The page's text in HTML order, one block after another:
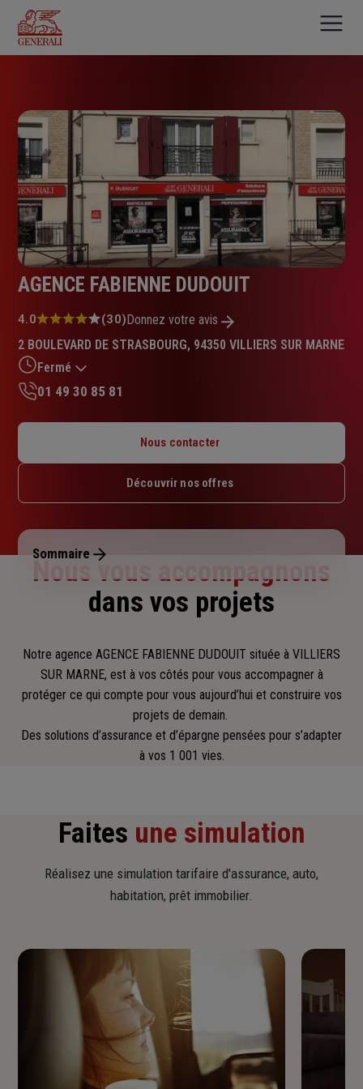
contenu
principal
AGENCE FABIENNE DUDOUIT
Note
4.0
sur
5
étoiles
4.0 (30)Donnez votre avis
2 BOULEVARD DE STRASBOURG, 94350 VILLIERS SUR MARNE
Fermé
Mardi : 09h – 12h / 14h – 18h
Jeudi : 09h – 12h / 14h – 18h
Dimanche : Fermé
01 49 30 85 81
Nous contacter
Découvrir nos offres
Sommaire
Nous vous accompagnons
dans vos projets
Notre agence AGENCE FABIENNE DUDOUIT située à VILLIERS
SUR MARNE, est à vos côtés pour vous accompagner à
protéger ce qui compte pour vous aujourd’hui et construire vos
projets de demain.
Des solutions d’assurance et d’épargne pensées pour s’adapter
à vos 1 001 vies.
Faites une simulation
Réalisez une simulation tarifaire d'assurance, auto,
habitation, prêt immobilier.